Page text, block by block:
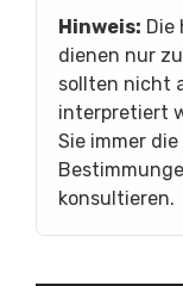
Hinweis: Die
dienen nur
sollten nicht
interpretiert
Sie immer
konsultieren.